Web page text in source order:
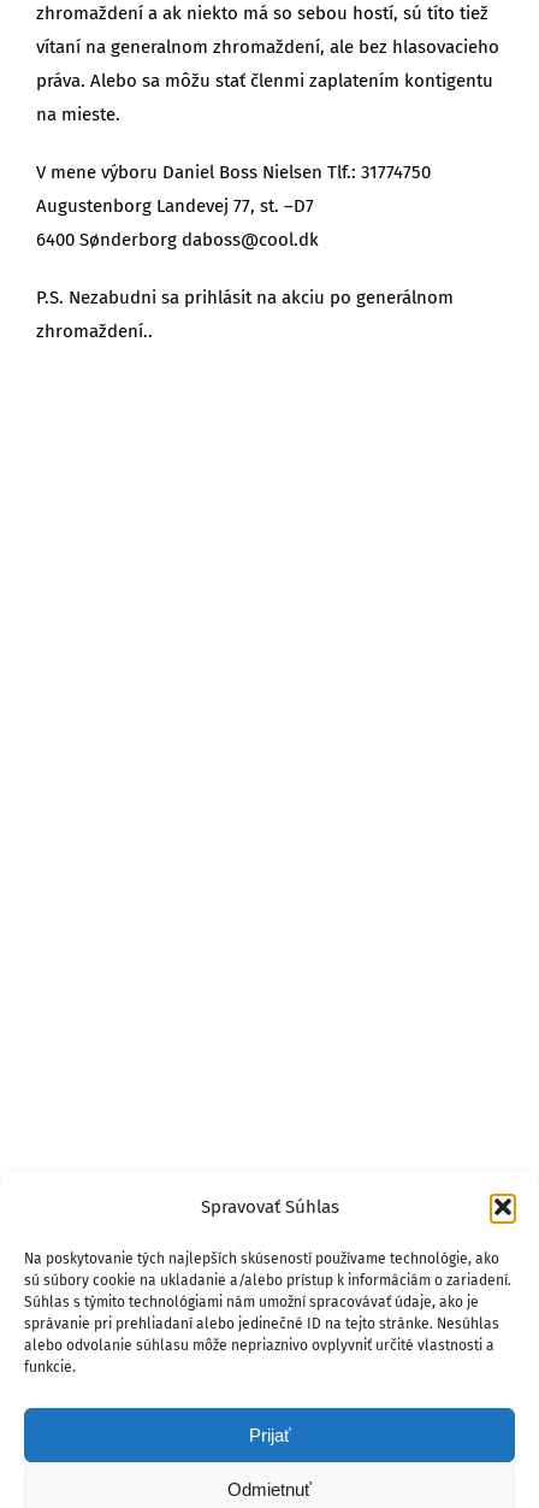
Spravovať Súhlas
Na poskytovanie tých najlepších skúseností používame technológie, ako
sú súbory cookie na ukladanie a/alebo prístup k informáciám o zariadení.
Súhlas s týmito technológiami nám umožní spracovávať údaje, ako je
správanie pri prehliadaní alebo jedinečné ID na tejto stránke. Nesúhlas
alebo odvolanie súhlasu môže nepriaznivo ovplyvniť určité vlastnosti a
funkcie.
Prijať
Odmietnuť
zhromaždení a ak niekto má so sebou hostí, sú títo tiež
vítaní na generalnom zhromaždení, ale bez hlasovacieho
práva. Alebo sa môžu stať členmi zaplatením kontigentu
na mieste.
V mene výboru Daniel Boss Nielsen Tlf.: 31774750
Augustenborg Landevej 77, st. –D7
6400 Sønderborg daboss@cool.dk
P.S. Nezabudni sa prihlásit na akciu po generálnom
zhromaždení..